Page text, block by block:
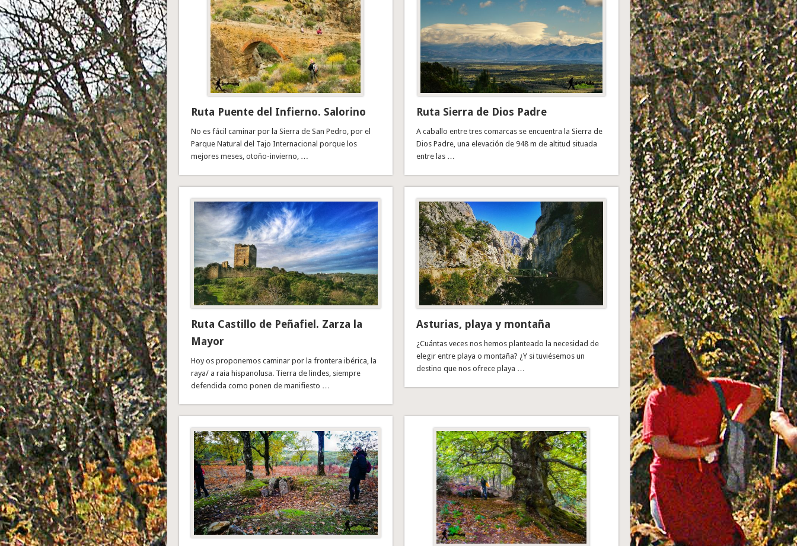
Ruta Puente del Infierno. Salorino
No es fácil caminar por la Sierra de San Pedro, por el
Parque Natural del Tajo Internacional porque los
mejores meses, otoño-invierno, …
Ruta Sierra de Dios Padre
A caballo entre tres comarcas se encuentra la Sierra de
Dios Padre, una elevación de 948 m de altitud situada
entre las …
Ruta Castillo de Peñafiel. Zarza la
Mayor
Hoy os proponemos caminar por la frontera ibérica, la
raya/ a raia hispanolusa. Tierra de lindes, siempre
defendida como ponen de manifiesto …
Asturias, playa y montaña
¿Cuántas veces nos hemos planteado la necesidad de
elegir entre playa o montaña? ¿Y si tuviésemos un
destino que nos ofrece playa …